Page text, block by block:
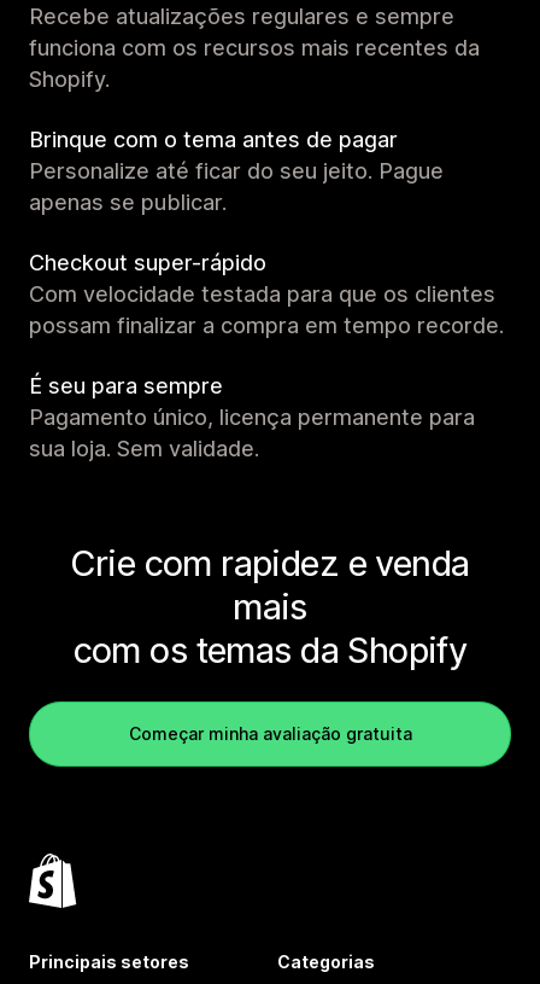
Recebe atualizações regulares e sempre
funciona com os recursos mais recentes da
Shopify.
Brinque com o tema antes de pagar
Personalize até ficar do seu jeito. Pague
apenas se publicar.
Checkout super-rápido
Com velocidade testada para que os clientes
possam finalizar a compra em tempo recorde.
É seu para sempre
Pagamento único, licença permanente para
sua loja. Sem validade.
Crie com rapidez e venda
mais
com os temas da Shopify
Começar minha avaliação gratuita
Principais setores Categorias